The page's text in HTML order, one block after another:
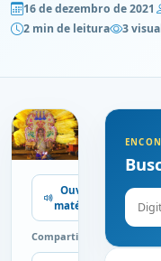
16 de dezembro de 2021
2 min de leitura
3
Ouvir
matéria
Compartilhe